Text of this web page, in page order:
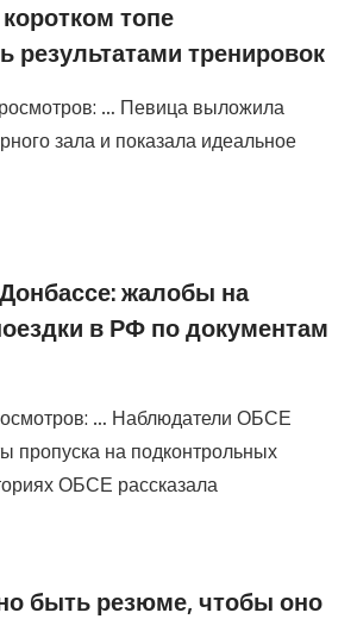
топе
результатами тренировок
… Певица выложила
зала и показала идеальное
жалобы на
в РФ по документам
… Наблюдатели ОБСЕ
пропуска на подконтрольных
ОБСЕ рассказала
быть резюме, чтобы оно